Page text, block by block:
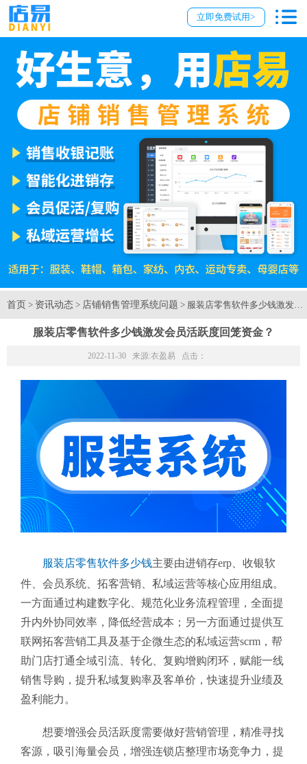
立即免费试用>
首页 > 资讯动态 > 店铺销售管理系统问题 > 服装店零售软件多少钱激发会
服装店零售软件多少钱激发会员活跃度回笼资金？
2022-11-30 来源:衣盈易 点击：
服装店零售软件多少钱主要由进销存erp、收银软
件、会员系统、拓客营销、私域运营等核心应用组成。
一方面通过构建数字化、规范化业务流程管理，全面提
升内外协同效率，降低经营成本；另一方面通过提供互
联网拓客营销工具及基于企微生态的私域运营scrm，帮
助门店打通全域引流、转化、复购增购闭环，赋能一线
销售导购，提升私域复购率及客单价，快速提升业绩及
盈利能力。
想要增强会员活跃度需要做好营销管理，精准寻找
客源，吸引海量会员，增强连锁店整理市场竞争力，提